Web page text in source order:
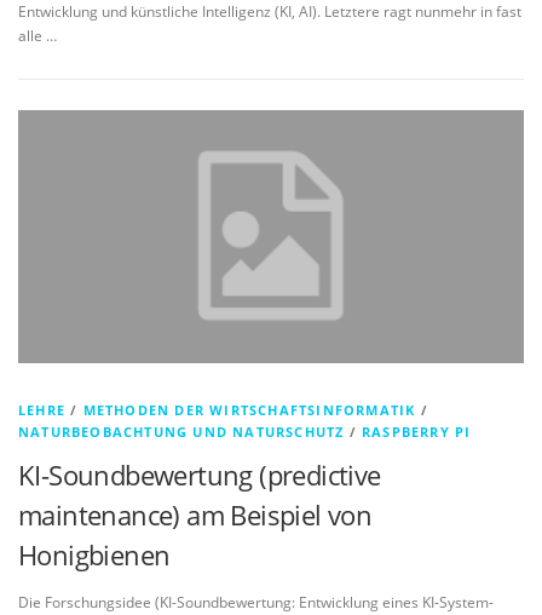
Entwicklung und künstliche Intelligenz (KI, AI). Letztere ragt nunmehr in fast
alle …
LEHRE / METHODEN DER WIRTSCHAFTSINFORMATIK /
NATURBEOBACHTUNG UND NATURSCHUTZ / RASPBERRY PI
KI-Soundbewertung (predictive
maintenance) am Beispiel von
Honigbienen
Die Forschungsidee (KI-Soundbewertung: Entwicklung eines KI-System-